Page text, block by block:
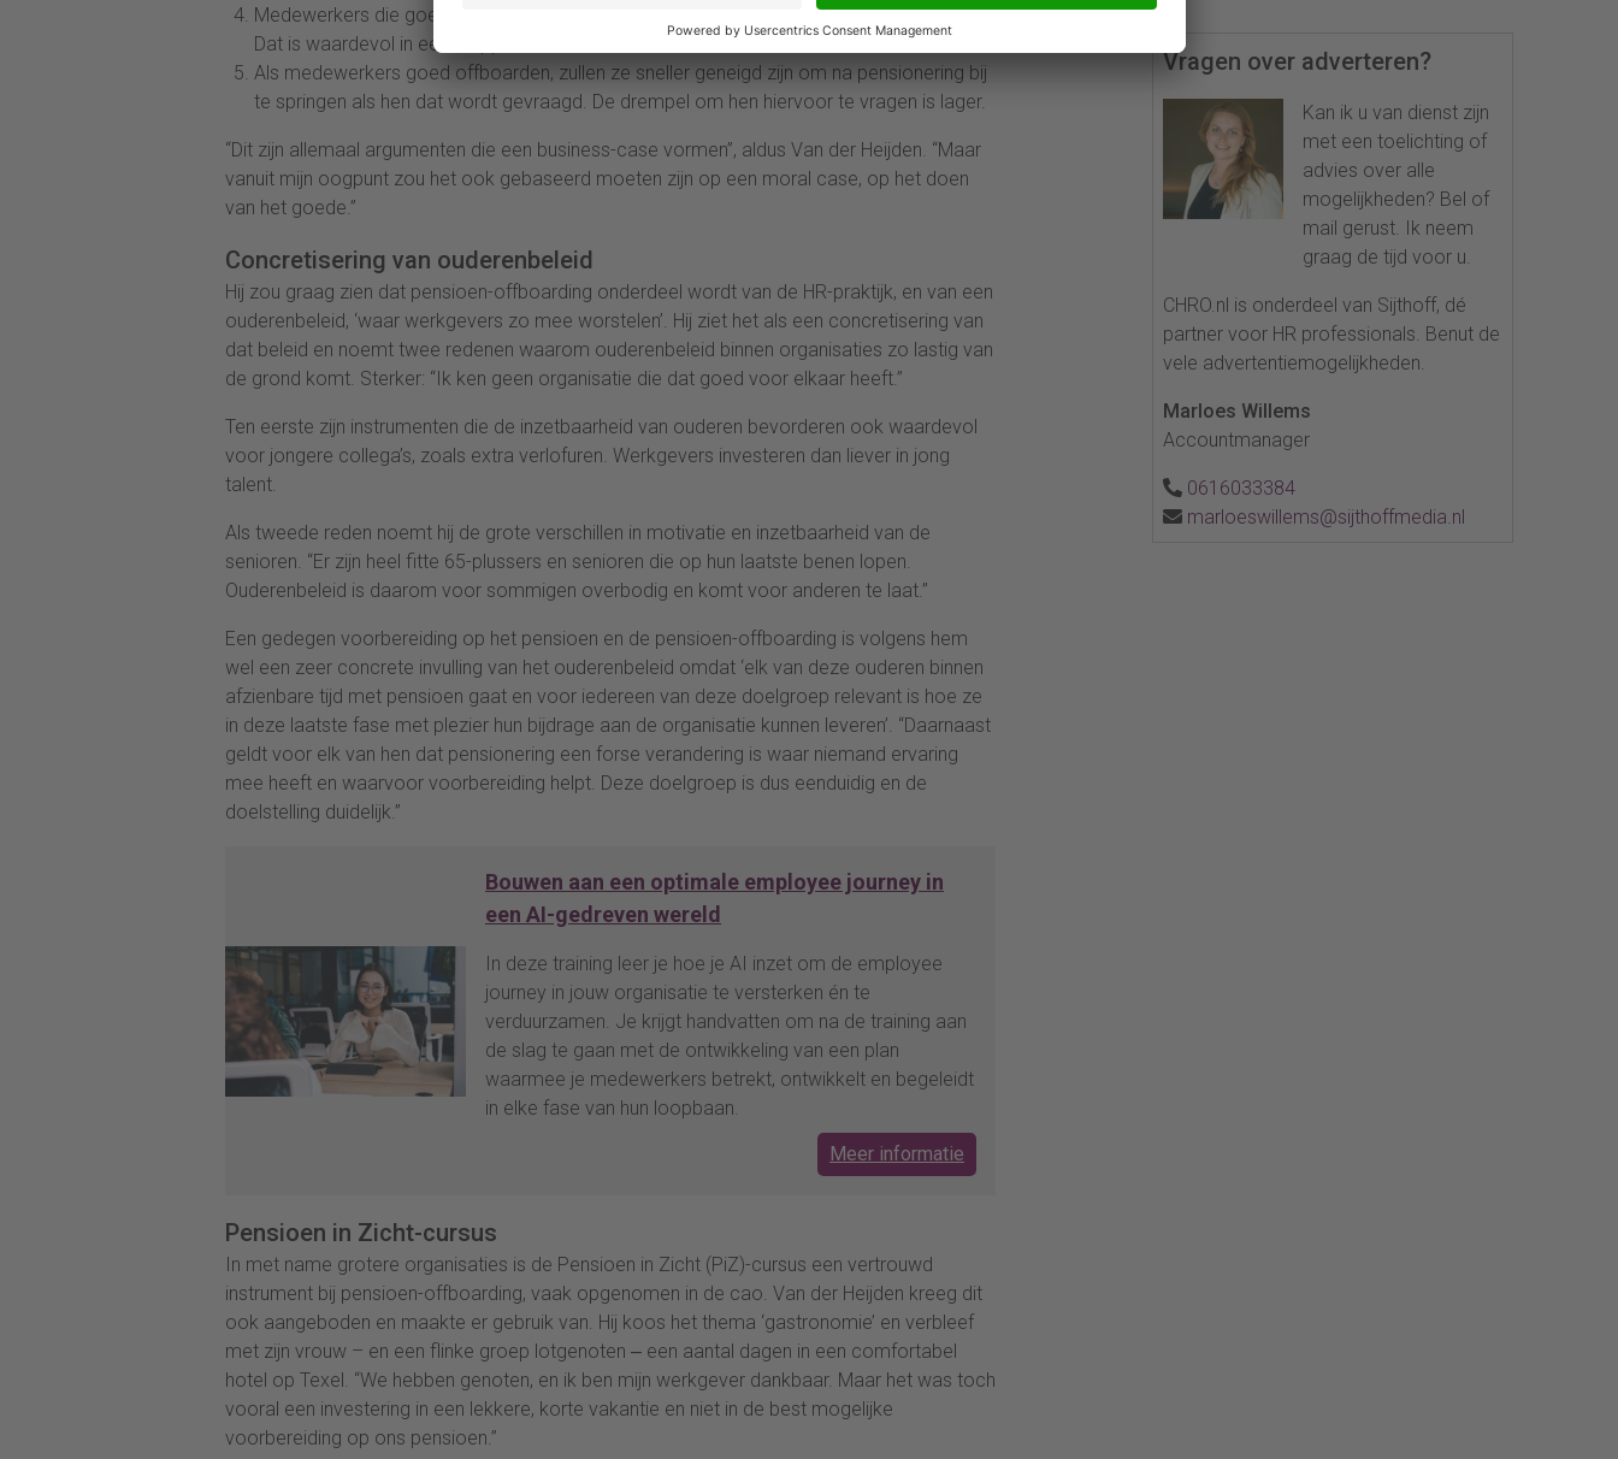
Medewerkers die goed met pensioen gaan, worden ambassadeur voor de werkgever.
Dat is waardevol in een krappe arbeidsmarkt;
Als medewerkers goed offboarden, zullen ze sneller geneigd zijn om na pensionering bij
te springen als hen dat wordt gevraagd. De drempel om hen hiervoor te vragen is lager.
“Dit zijn allemaal argumenten die een business-case vormen”, aldus Van der Heijden. “Maar
vanuit mijn oogpunt zou het ook gebaseerd moeten zijn op een moral case, op het doen
van het goede.”
Concretisering van ouderenbeleid
Hij zou graag zien dat pensioen-offboarding onderdeel wordt van de HR-praktijk, en van een
ouderenbeleid, ‘waar werkgevers zo mee worstelen’. Hij ziet het als een concretisering van
dat beleid en noemt twee redenen waarom ouderenbeleid binnen organisaties zo lastig van
de grond komt. Sterker: “Ik ken geen organisatie die dat goed voor elkaar heeft.”
Ten eerste zijn instrumenten die de inzetbaarheid van ouderen bevorderen ook waardevol
voor jongere collega’s, zoals extra verlofuren. Werkgevers investeren dan liever in jong
talent.
Als tweede reden noemt hij de grote verschillen in motivatie en inzetbaarheid van de
senioren. “Er zijn heel fitte 65-plussers en senioren die op hun laatste benen lopen.
Ouderenbeleid is daarom voor sommigen overbodig en komt voor anderen te laat.”
Een gedegen voorbereiding op het pensioen en de pensioen-offboarding is volgens hem
wel een zeer concrete invulling van het ouderenbeleid omdat ‘elk van deze ouderen binnen
afzienbare tijd met pensioen gaat en voor iedereen van deze doelgroep relevant is hoe ze
in deze laatste fase met plezier hun bijdrage aan de organisatie kunnen leveren’. “Daarnaast
geldt voor elk van hen dat pensionering een forse verandering is waar niemand ervaring
mee heeft en waarvoor voorbereiding helpt. Deze doelgroep is dus eenduidig en de
doelstelling duidelijk.”
Bouwen aan een optimale employee journey in
een AI-gedreven wereld
In deze training leer je hoe je AI inzet om de employee
journey in jouw organisatie te versterken én te
verduurzamen. Je krijgt handvatten om na de training aan
de slag te gaan met de ontwikkeling van een plan
waarmee je medewerkers betrekt, ontwikkelt en begeleidt
in elke fase van hun loopbaan.
Meer informatie
Pensioen in Zicht-cursus
In met name grotere organisaties is de Pensioen in Zicht (PiZ)-cursus een vertrouwd
instrument bij pensioen-offboarding, vaak opgenomen in de cao. Van der Heijden kreeg dit
ook aangeboden en maakte er gebruik van. Hij koos het thema ‘gastronomie’ en verbleef
met zijn vrouw – en een flinke groep lotgenoten ‒ een aantal dagen in een comfortabel
hotel op Texel. “We hebben genoten, en ik ben mijn werkgever dankbaar. Maar het was toch
vooral een investering in een lekkere, korte vakantie en niet in de best mogelijke
voorbereiding op ons pensioen.”
Vragen over adverteren?
Kan ik u van dienst zijn
met een toelichting of
advies over alle
mogelijkheden? Bel of
mail gerust. Ik neem
graag de tijd voor u.
CHRO.nl is onderdeel van Sijthoff, dé
partner voor HR professionals. Benut de
vele advertentiemogelijkheden.
Marloes Willems
Accountmanager
0616033384
marloeswillems@sijthoffmedia.nl